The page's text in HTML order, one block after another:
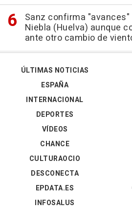
Sanz confirma
Niebla (Huelva) aunque
ante otro cambio de
ÚLTIMAS NOTICIAS
ESPAÑA
INTERNACIONAL
DEPORTES
VÍDEOS
CHANCE
CULTURAOCIO
DESCONECTA
EPDATA.ES
INFOSALUS